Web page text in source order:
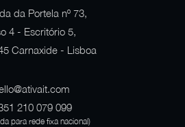
da Portela nº 73,
4 - Escritório 5,
Carnaxide - Lisboa
210 079 099
para rede fixa nacional)